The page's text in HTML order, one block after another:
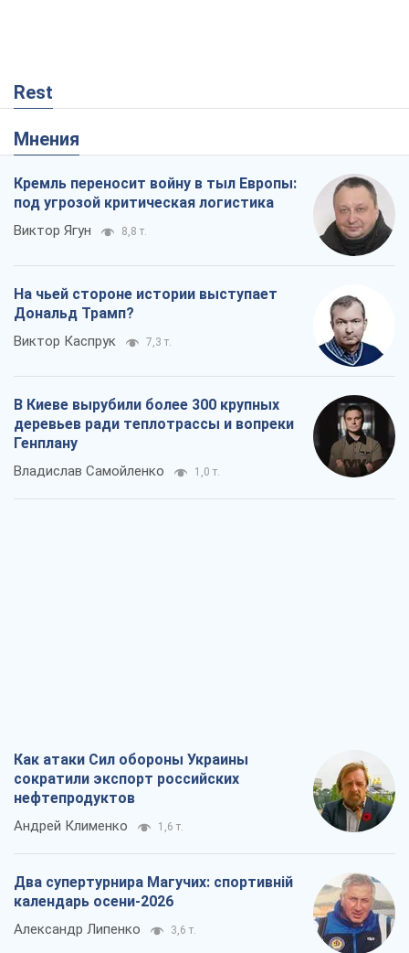
Rest
Мнения
Кремль переносит войну в тыл Европы:
под угрозой критическая логистика
Виктор Ягун 8,8 т.
На чьей стороне истории выступает
Дональд Трамп?
Виктор Каспрук 7,3 т.
В Киеве вырубили более 300 крупных
деревьев ради теплотрассы и вопреки
Генплану
Владислав Самойленко 1,0 т.
Как атаки Сил обороны Украины
сократили экспорт российских
нефтепродуктов
Андрей Клименко 1,6 т.
Два супертурнира Магучих: спортивній
календарь осени-2026
Александр Липенко 3,6 т.